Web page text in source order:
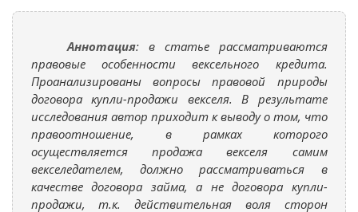
Аннотация: в статье рассматриваются
правовые особенности вексельного кредита.
Проанализированы вопросы правовой природы
договора купли-продажи векселя. В результате
исследования автор приходит к выводу о том, что
правоотношение, в рамках которого
осуществляется продажа векселя самим
векселедателем, должно рассматриваться в
качестве договора займа, а не договора купли-
продажи, т.к. действительная воля сторон